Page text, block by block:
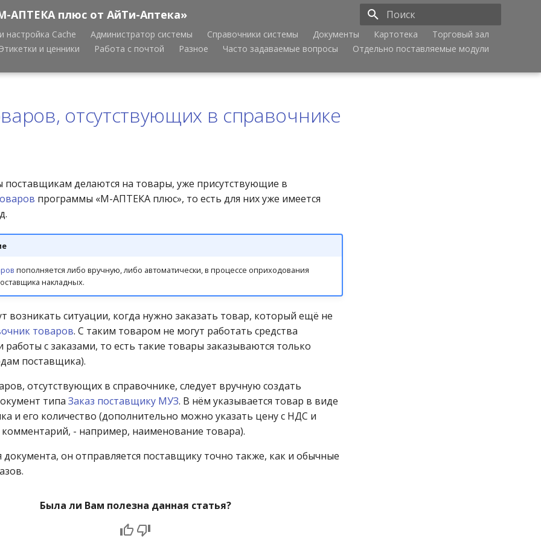
АПТЕКА плюс от АйТи-Аптека»
Инициализация поиска
настройка Cache Администратор системы Справочники системы Документы Картотека
Торговый зал
Этикетки и ценники Работа с почтой Разное Часто задаваемые вопросы
Отдельно поставляемые модули
отсутствующих в справочнике
поставщикам делаются на товары, уже присутствующие в
программы «М-АПТЕКА плюс», то есть для них уже имеется
пополняется либо вручную, либо автоматически, в процессе оприходования
накладных.
возникать ситуации, когда нужно заказать товар, который ещё не
товаров. С таким товаром не могут работать средства
с заказами, то есть такие товары заказываются только
поставщика).
отсутствующих в справочнике, следует вручную создать
типа Заказ поставщику МУЗ. В нём указывается товар в виде
и его количество (дополнительно можно указать цену с НДС и
- например, наименование товара).
документа, он отправляется поставщику точно также, как и обычные
Была ли Вам полезна данная статья?